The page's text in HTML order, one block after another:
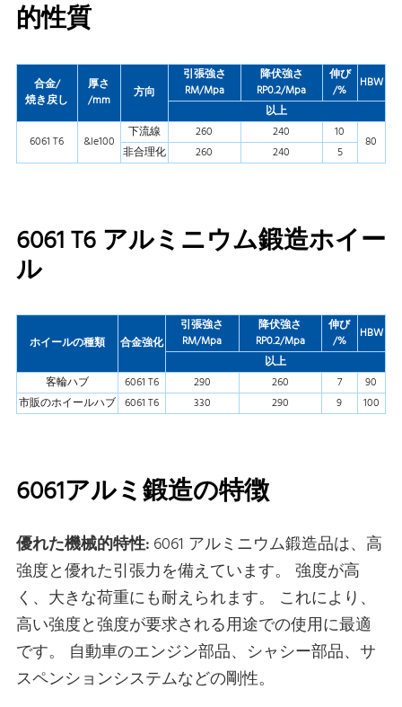
的性質
合金/
焼き戻し
厚さ
/mm
方向
引張強さ
RM/Mpa
降伏強さ
RP0.2/Mpa
伸び
/%
HBW
以上
6061 T6
&le100
下流線 260 240 10
80
非合理化 260 240 5
6061 T6 アルミニウム鍛造ホイー
ル
ホイールの種類 合金強化
引張強さ
RM/Mpa
降伏強さ
RP0.2/Mpa
伸び
/%
HBW
以上
客輪ハブ
6061 T6 290 260 7
90
市販のホイールハブ 6061 T6 330 290 9 100
6061アルミ鍛造の特徴
優れた機械的特性:6061 アルミニウム鍛造品は、高
強度と優れた引張力を備えています。 強度が高
く、大きな荷重にも耐えられます。 これにより、
高い強度と強度が要求される用途での使用に最適
です。 自動車のエンジン部品、シャシー部品、サ
スペンションシステムなどの剛性。